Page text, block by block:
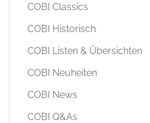
COBI Classics
COBI Historisch
COBI Listen & Übersichten
COBI Neuheiten
COBI News
COBI Q&As